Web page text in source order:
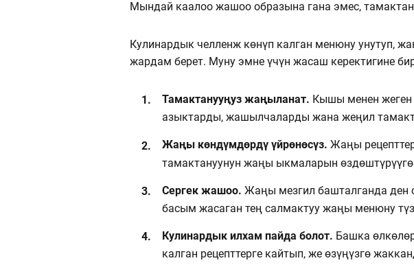
Мындай каалоо жашоо образына гана эмес,
Кулинардык челленж көнүп калган менюну унутуп,
жардам берет. Муну эмне үчүн жасаш керектигине
Тамактанууңуз жаңыланат. Кышы менен жеген
азыктарды, жашылчаларды жана жеңил
Жаңы көндүмдөрдү үйрөнөсүз. Жаңы
тамактануунун жаңы ыкмаларын
Сергек жашоо. Жаңы мезгил башталганда ден
басым жасаган тең салмактуу жаңы менюну
Кулинардык илхам пайда болот. Башка
калган рецепттерге кайтып, же өзүңүзгө